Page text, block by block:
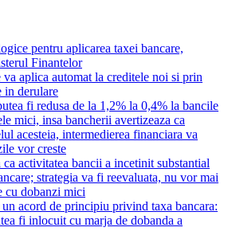
pentru aplicarea taxei bancare,
Finantelor
aplica automat la creditele noi si prin
in derulare
fi redusa de la 1,2% la 0,4% la bancile
mici, insa bancherii avertizeaza ca
acesteia, intermedierea financiara va
vor creste
activitatea bancii a incetinit substantial
strategia va fi reevaluata, nu vor mai
cu dobanzi mici
acord de principiu privind taxa bancara:
fi inlocuit cu marja de dobanda a